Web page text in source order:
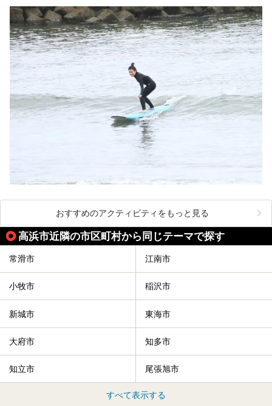
おすすめのアクティビティをもっと見る
高浜市近隣の市区町村から同じテーマで探す
常滑市 江南市
小牧市 稲沢市
新城市 東海市
大府市 知多市
知立市 尾張旭市
すべて表示する